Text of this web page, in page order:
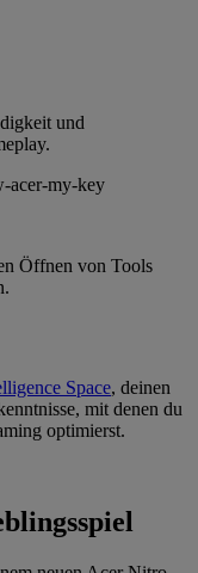
und
Öffnen von Tools
Space, deinen
mit denen du
optimierst.